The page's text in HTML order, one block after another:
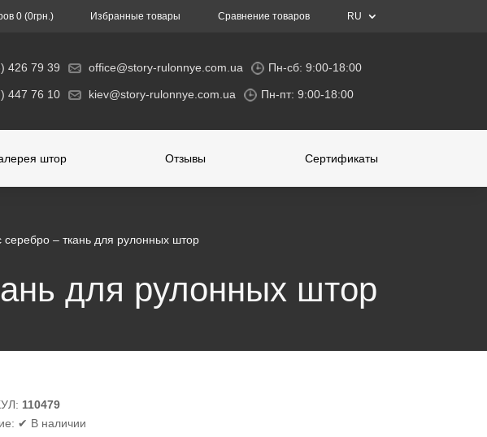
0 (0гpн.) Избранные товары Сравнение товаров RU
426 79 39 office@story-rulonnye.com.ua Пн-сб: 9:00-18:00
447 76 10 kiev@story-rulonnye.com.ua Пн-пт: 9:00-18:00
штор Отзывы Сертификаты
– ткань для рулонных штор
для рулонных штор
110479
✔ В наличии